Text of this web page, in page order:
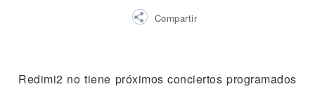
Compartir
Redimi2 no tiene próximos conciertos programados